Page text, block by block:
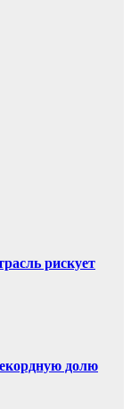
рискует
долю